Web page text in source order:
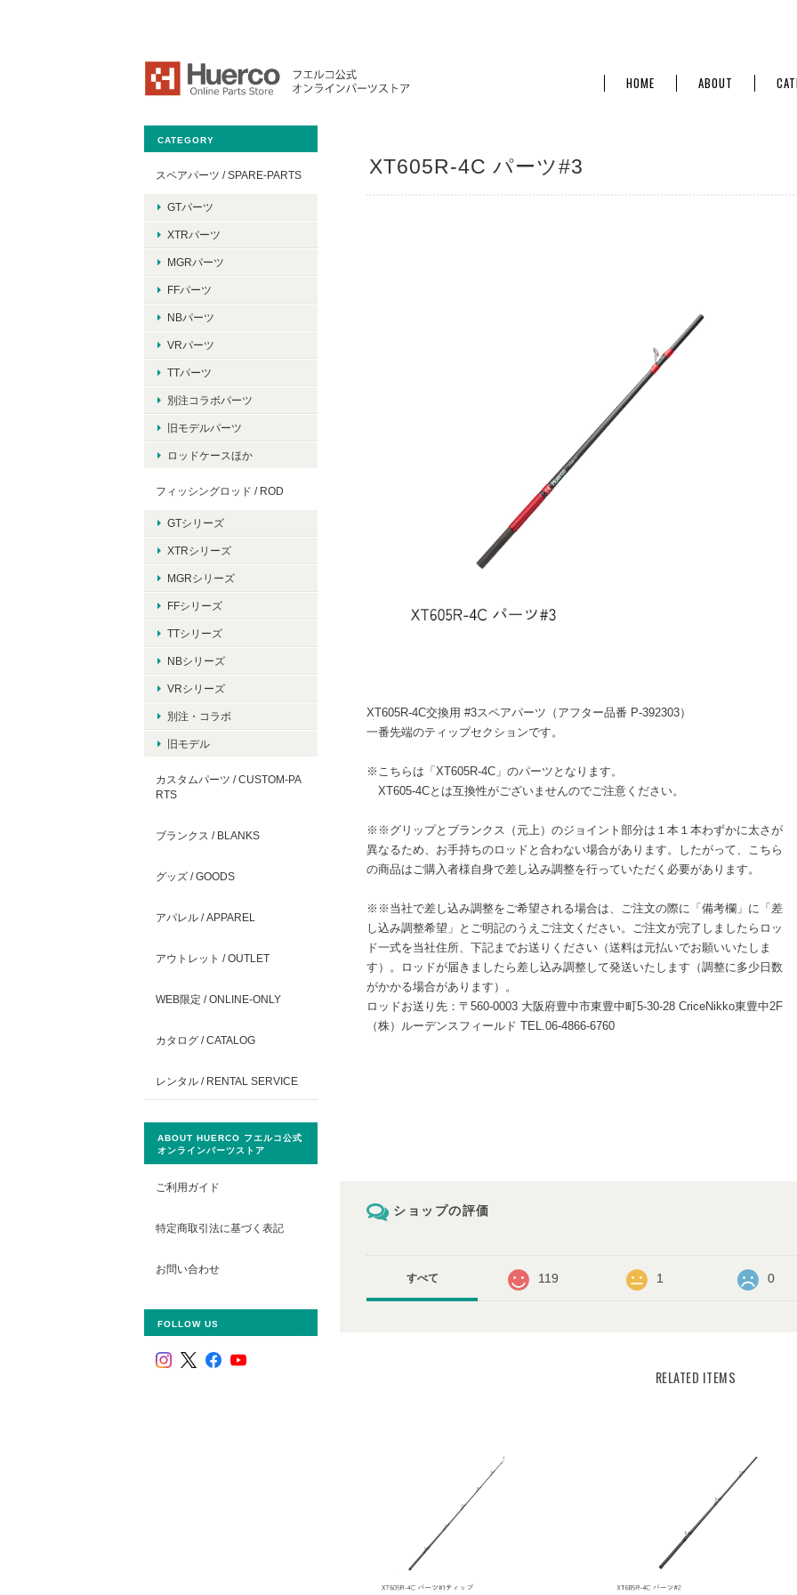
HOME ABOUT
XT605R-4C パーツ#3
XT605R-4C交換用 #3スペアパーツ（アフター品番 P-392303）
一番先端のティップセクションです。
※こちらは「XT605R-4C」のパーツとなります。
XT605-4Cとは互換性がございませんのでご注意ください。
※※グリップとブランクス（元上）のジョイント部分は１本１本わずかに太さが
異なるため、お手持ちのロッドと合わない場合があります。したがって、こちら
の商品はご購入者様自身で差し込み調整を行っていただく必要があります。
※※当社で差し込み調整をご希望される場合は、ご注文の際に「備考欄」に「差
し込み調整希望」とご明記のうえご注文ください。ご注文が完了しましたらロッ
ド一式を当社住所、下記までお送りください（送料は元払いでお願いいたしま
す）。ロッドが届きましたら差し込み調整して発送いたします（調整に多少日数
がかかる場合があります）。
ロッドお送り先：〒560-0003 大阪府豊中市東豊中町5-30-28 CriceNikko東豊中2F
（株）ルーデンスフィールド TEL.06-4866-6760
ショップの評価
すべて 119 1 0
RELATED ITEMS
CATEGORY
スペアパーツ / SPARE-PARTS
GTパーツ
XTRパーツ
MGRパーツ
FFパーツ
NBパーツ
VRパーツ
TTパーツ
別注コラボパーツ
旧モデルパーツ
ロッドケースほか
フィッシングロッド / ROD
GTシリーズ
XTRシリーズ
MGRシリーズ
FFシリーズ
TTシリーズ
NBシリーズ
VRシリーズ
別注・コラボ
旧モデル
カスタムパーツ / CUSTOM-PA
RTS
ブランクス / BLANKS
グッズ / GOODS
アパレル / APPAREL
アウトレット / OUTLET
WEB限定 / ONLINE-ONLY
カタログ / CATALOG
レンタル / RENTAL SERVICE
ABOUT HUERCO フエルコ公式
オンラインパーツストア
ご利用ガイド
特定商取引法に基づく表記
お問い合わせ
FOLLOW US